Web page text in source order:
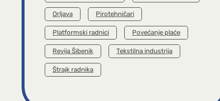
Orljava Pirotehničari
Platformski radnici Povećanje plaće
Revija Šibenik Tekstilna industrija
Štrajk radnika